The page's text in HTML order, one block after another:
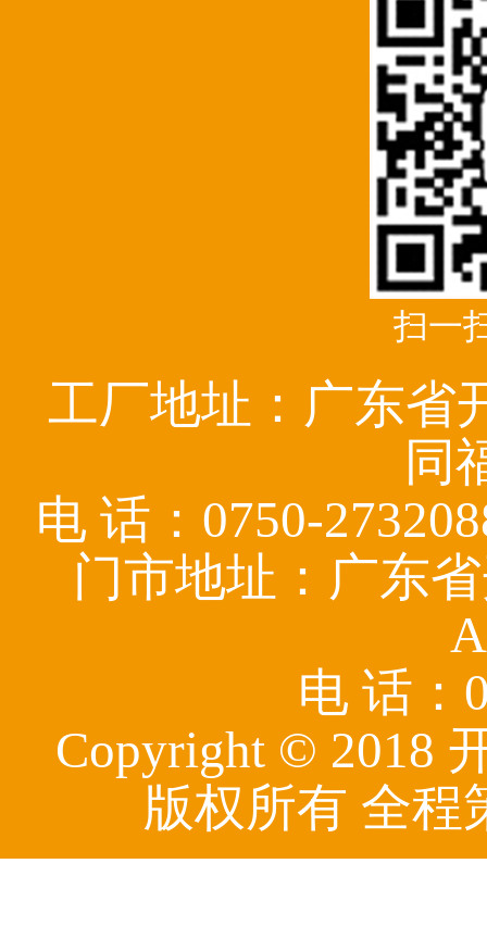
扫一
工厂地址：广东省
同
电 话：0750-
门市地址：广东
电 话：
Copyright © 2018
版权所有 全程